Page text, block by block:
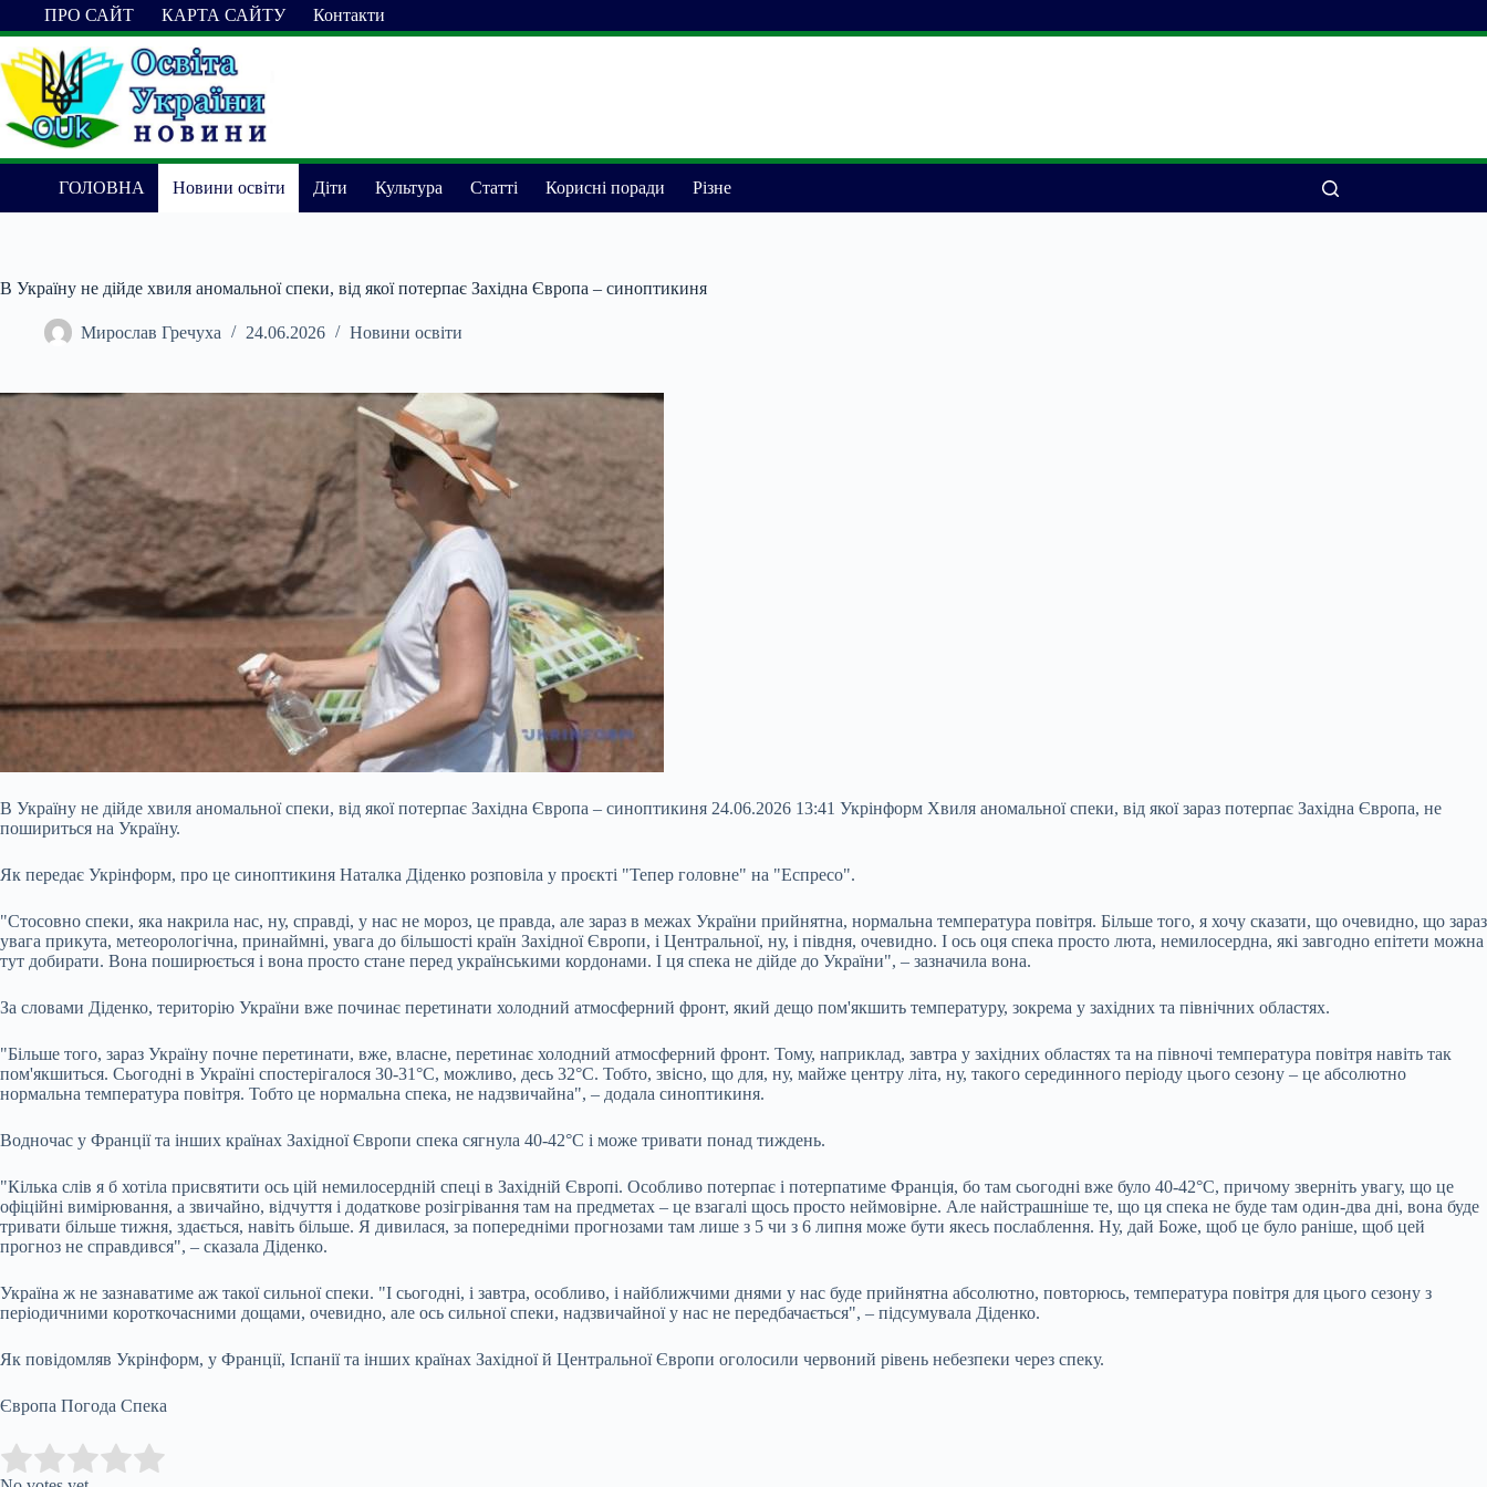
Перейти
до
вмісту
ПРО САЙТ КАРТА САЙТУ Контакти
ГОЛОВНА Новини освіти Діти Культура Статті Корисні поради Різне
В Україну не дійде хвиля аномальної спеки, від якої потерпає Західна Європа – синоптикиня
Мирослав Гречуха 24.06.2026 Новини освіти
В Україну не дійде хвиля аномальної спеки, від якої потерпає Західна Європа – синоптикиня 24.06.2026 13:41 Укрінформ Хвиля аномальної спеки, від якої зараз потерпає Західна Європа, не
пошириться на Україну.
Як передає Укрінформ, про це синоптикиня Наталка Діденко розповіла у проєкті "Тепер головне" на "Еспресо".
"Cтосовно спеки, яка накрила нас, ну, справді, у нас не мороз, це правда, але зараз в межах України прийнятна, нормальна температура повітря. Більше того, я хочу сказати, що очевидно, що зараз
увага прикута, метеорологічна, принаймні, увага до більшості країн Західної Європи, і Центральної, ну, і півдня, очевидно. І ось оця спека просто люта, немилосердна, які завгодно епітети можна
тут добирати. Вона поширюється і вона просто стане перед українськими кордонами. І ця спека не дійде до України", – зазначила вона.
За словами Діденко, територію України вже починає перетинати холодний атмосферний фронт, який дещо пом'якшить температуру, зокрема у західних та північних областях.
"Більше того, зараз Україну почне перетинати, вже, власне, перетинає холодний атмосферний фронт. Тому, наприклад, завтра у західних областях та на півночі температура повітря навіть так
пом'якшиться. Сьогодні в Україні спостерігалося 30-31°С, можливо, десь 32°С. Тобто, звісно, що для, ну, майже центру літа, ну, такого серединного періоду цього сезону – це абсолютно
нормальна температура повітря. Тобто це нормальна спека, не надзвичайна", – додала синоптикиня.
Водночас у Франції та інших країнах Західної Європи спека сягнула 40-42°С і може тривати понад тиждень.
"Кілька слів я б хотіла присвятити ось цій немилосердній спеці в Західній Європі. Особливо потерпає і потерпатиме Франція, бо там сьогодні вже було 40-42°С, причому зверніть увагу, що це
офіційні вимірювання, а звичайно, відчуття і додаткове розігрівання там на предметах – це взагалі щось просто неймовірне. Але найстрашніше те, що ця спека не буде там один-два дні, вона буде
тривати більше тижня, здається, навіть більше. Я дивилася, за попередніми прогнозами там лише з 5 чи з 6 липня може бути якесь послаблення. Ну, дай Боже, щоб це було раніше, щоб цей
прогноз не справдився", – сказала Діденко.
Україна ж не зазнаватиме аж такої сильної спеки. "І сьогодні, і завтра, особливо, і найближчими днями у нас буде прийнятна абсолютно, повторюсь, температура повітря для цього сезону з
періодичними короткочасними дощами, очевидно, але ось сильної спеки, надзвичайної у нас не передбачається", – підсумувала Діденко.
Як повідомляв Укрінформ, у Франції, Іспанії та інших країнах Західної й Центральної Європи оголосили червоний рівень небезпеки через спеку.
Європа Погода Спека
Rate this item: